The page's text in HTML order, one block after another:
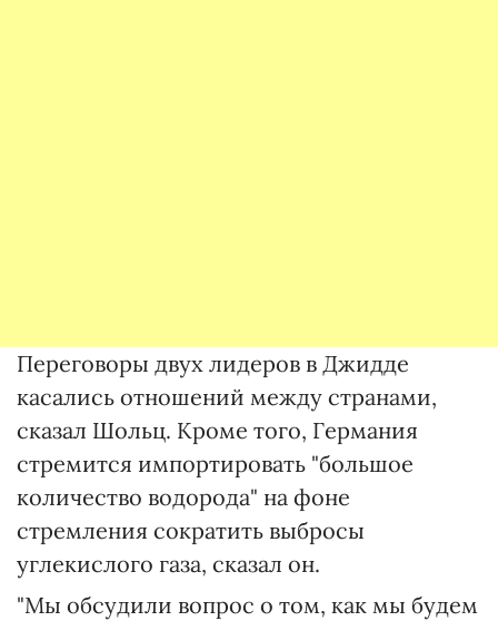
Переговоры двух лидеров в Джидде
касались отношений между странами,
сказал Шольц. Кроме того, Германия
стремится импортировать "большое
количество водорода" на фоне
стремления сократить выбросы
углекислого газа, сказал он.
"Мы обсудили вопрос о том, как мы будем